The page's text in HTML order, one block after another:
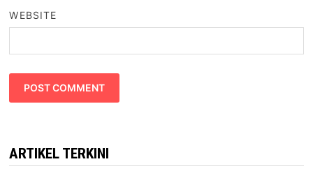
WEBSITE
ARTIKEL TERKINI